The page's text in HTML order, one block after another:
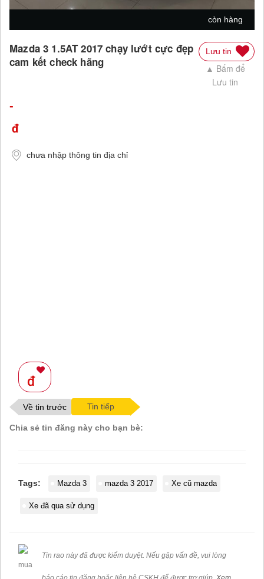
còn hàng
Lưu tin
Mazda 3 1.5AT 2017 chạy lướt cực đẹp
cam kết check hãng
▲ Bấm để
Lưu tin
-
chưa nhập thông tin địa chỉ
Về tin trước Tin tiếp
Chia sẻ tin đăng này cho bạn bè:
Tags: Mazda 3 mazda 3 2017 Xe cũ mazda
Xe đã qua sử dụng
Tin rao này đã được kiểm duyệt. Nếu gặp vấn đề, vui lòng